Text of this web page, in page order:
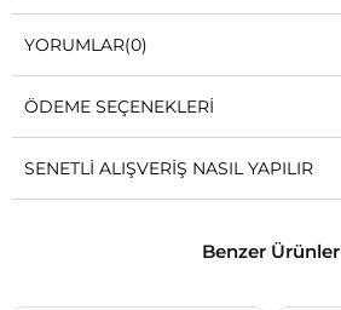
YORUMLAR(0)
ÖDEME SEÇENEKLERI
SENETLI ALIŞVERIŞ NASIL YAPILIR
Benzer Ürünler